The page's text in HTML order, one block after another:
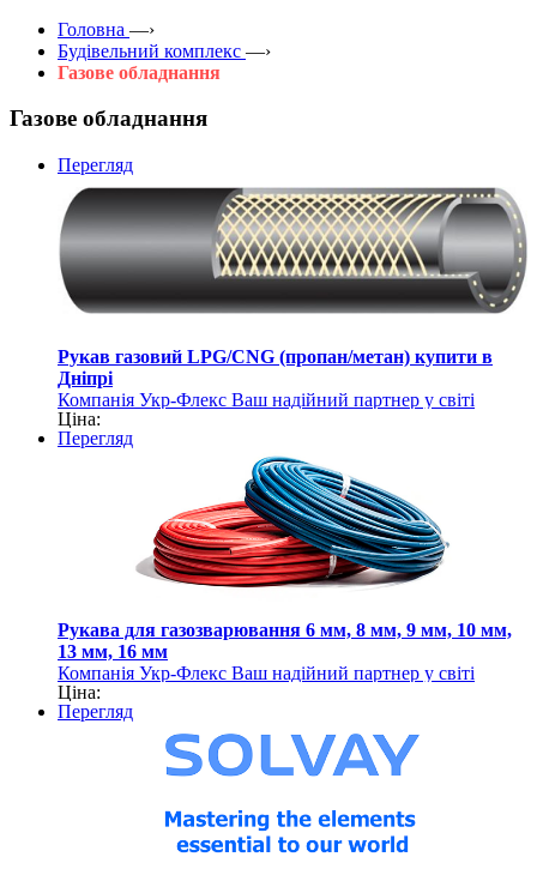
Головна —›
Будівельний комплекс —›
Газове обладнання
Газове обладнання
Перегляд
Рукав газовий LPG/CNG (пропан/метан) купити в
Дніпрі
Компанія Укр-Флекс Ваш надійний партнер у світі
рукавів та шлангів
Ціна:
Перегляд
Рукава для газозварювання 6 мм, 8 мм, 9 мм, 10 мм,
13 мм, 16 мм
Компанія Укр-Флекс Ваш надійний партнер у світі
рукавів та шлангів
Ціна:
Перегляд